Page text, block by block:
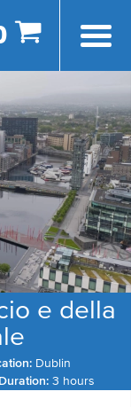
e della
Dublin
3 hours